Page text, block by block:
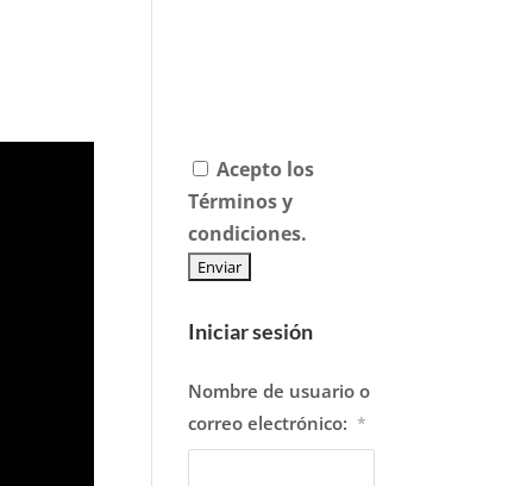
Acepto los
Términos y
condiciones.
Iniciar sesión
Nombre de usuario o
correo electrónico: *